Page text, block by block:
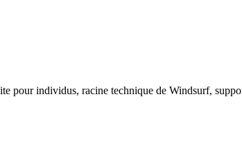
pour individus, racine technique de Windsurf,